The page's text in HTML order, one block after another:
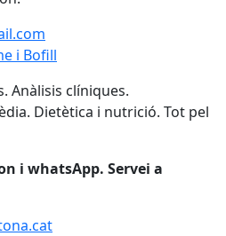
i Bofill
i Bofill
Anàlisis clíniques.
Dietètica i nutrició. Tot pel
i whatsApp. Servei a